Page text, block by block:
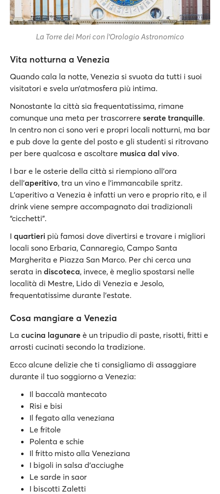
La Torre dei Mori con l'Orologio Astronomico
Vita notturna a Venezia
Quando cala la notte, Venezia si svuota da tutti i suoi
visitatori e svela un’atmosfera più intima.
Nonostante la città sia frequentatissima, rimane
comunque una meta per trascorrere serate tranquille.
In centro non ci sono veri e propri locali notturni, ma bar
e pub dove la gente del posto e gli studenti si ritrovano
per bere qualcosa e ascoltare musica dal vivo.
I bar e le osterie della città si riempiono all'ora
dell'aperitivo, tra un vino e l'immancabile spritz.
L'aperitivo a Venezia è infatti un vero e proprio rito, e il
drink viene sempre accompagnato dai tradizionali
“cicchetti”.
I quartieri più famosi dove divertirsi e trovare i migliori
locali sono Erbaria, Cannaregio, Campo Santa
Margherita e Piazza San Marco. Per chi cerca una
serata in discoteca, invece, è meglio spostarsi nelle
località di Mestre, Lido di Venezia e Jesolo,
frequentatissime durante l'estate.
Cosa mangiare a Venezia
La cucina lagunare è un tripudio di paste, risotti, fritti e
arrosti cucinati secondo la tradizione.
Ecco alcune delizie che ti consigliamo di assaggiare
durante il tuo soggiorno a Venezia:
Il baccalà mantecato
Risi e bisi
Il fegato alla veneziana
Le fritole
Polenta e schie
Il fritto misto alla Veneziana
I bigoli in salsa d’acciughe
Le sarde in saor
I biscotti Zaletti